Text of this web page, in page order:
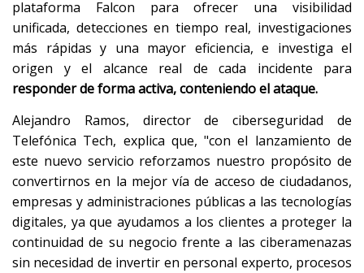
plataforma Falcon para ofrecer una visibilidad
unificada, detecciones en tiempo real, investigaciones
más rápidas y una mayor eficiencia, e investiga el
origen y el alcance real de cada incidente para
responder de forma activa, conteniendo el ataque.
Alejandro Ramos, director de ciberseguridad de
Telefónica Tech, explica que, "con el lanzamiento de
este nuevo servicio reforzamos nuestro propósito de
convertirnos en la mejor vía de acceso de ciudadanos,
empresas y administraciones públicas a las tecnologías
digitales, ya que ayudamos a los clientes a proteger la
continuidad de su negocio frente a las ciberamenazas
sin necesidad de invertir en personal experto, procesos